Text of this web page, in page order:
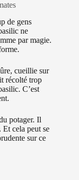
de gens
ne
par magie.
cueillie sur
récolté trop
C’est
potager. Il
Et cela peut se
sur ce